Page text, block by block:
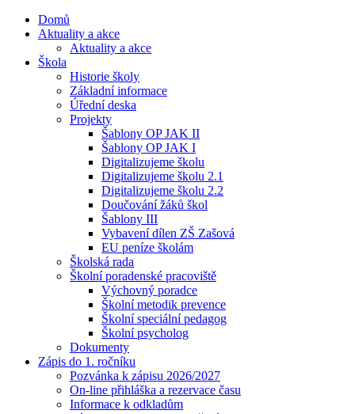
Domů
Aktuality a akce
Aktuality a akce
Škola
Historie školy
Základní informace
Úřední deska
Projekty
Šablony OP JAK II
Šablony OP JAK I
Digitalizujeme školu
Digitalizujeme školu 2.1
Digitalizujeme školu 2.2
Doučování žáků škol
Šablony III
Vybavení dílen ZŠ Zašová
EU peníze školám
Školská rada
Školní poradenské pracoviště
Výchovný poradce
Školní metodik prevence
Školní speciální pedagog
Školní psycholog
Dokumenty
Zápis do 1. ročníku
Pozvánka k zápisu 2026/2027
On-line přihláška a rezervace času
Informace k odkladům